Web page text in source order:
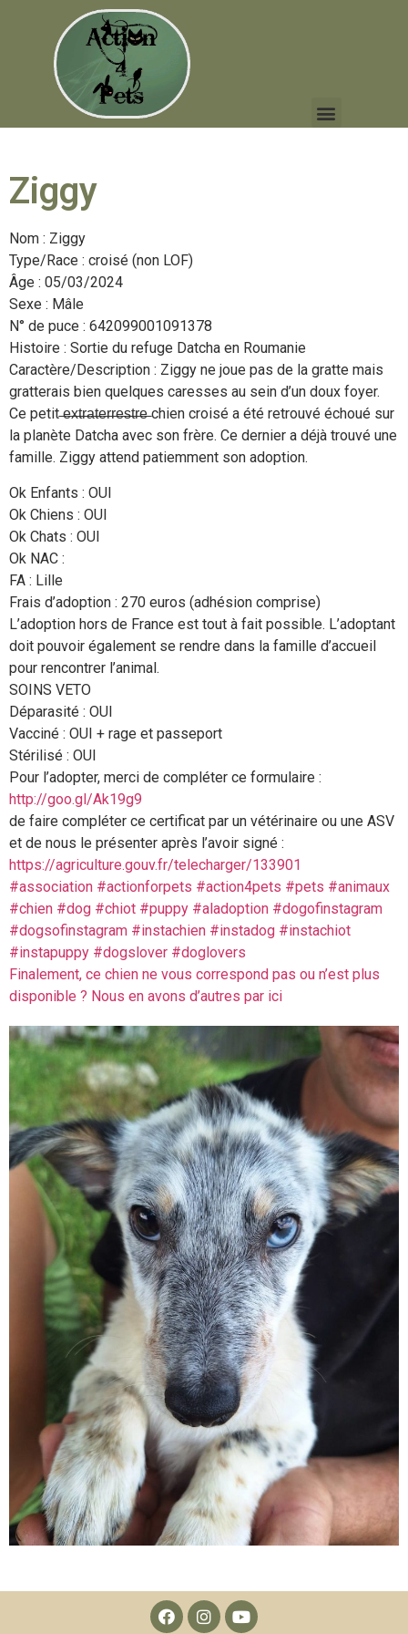
Ziggy
Nom : Ziggy
Type/Race : croisé (non LOF)
Âge : 05/03/2024
Sexe : Mâle
N° de puce : 642099001091378
Histoire : Sortie du refuge Datcha en Roumanie
Caractère/Description : Ziggy ne joue pas de la gratte mais
gratterais bien quelques caresses au sein d’un doux foyer.
Ce petit ̶e̶x̶t̶r̶a̶t̶e̶r̶r̶e̶s̶t̶r̶e̶ chien croisé a été retrouvé échoué sur
la planète Datcha avec son frère. Ce dernier a déjà trouvé une
famille. Ziggy attend patiemment son adoption.
Ok Enfants : OUI
Ok Chiens : OUI
Ok Chats : OUI
Ok NAC :
FA : Lille
Frais d’adoption : 270 euros (adhésion comprise)
L’adoption hors de France est tout à fait possible. L’adoptant
doit pouvoir également se rendre dans la famille d’accueil
pour rencontrer l’animal.
SOINS VETO
Déparasité : OUI
Vacciné : OUI + rage et passeport
Stérilisé : OUI
Pour l’adopter, merci de compléter ce formulaire :
http://goo.gl/Ak19g9
de faire compléter ce certificat par un vétérinaire ou une ASV
et de nous le présenter après l’avoir signé :
https://agriculture.gouv.fr/telecharger/133901
#association #actionforpets #action4pets #pets #animaux
#chien #dog #chiot #puppy #aladoption #dogofinstagram
#dogsofinstagram #instachien #instadog #instachiot
#instapuppy #dogslover #doglovers
Finalement, ce chien ne vous correspond pas ou n’est plus
disponible ? Nous en avons d’autres par ici